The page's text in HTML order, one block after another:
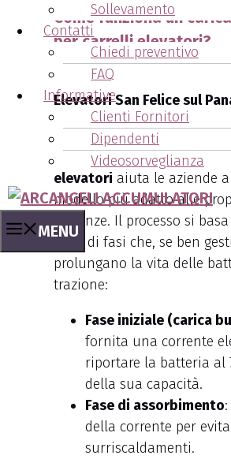
Sollevamento
Contatti
Chiedi preventivo
FAQ
Informative
Clienti Fornitori
Dipendenti
Videosorveglianza
MENU
Come funziona un
per carrelli elevatori?
Vendita Caricabatterie
Elevatori San Felice sul
Comprendere il
caricabatterie per carrelli
elevatori aiuta le aziende
modello più adatto alle
esigenze. Il processo si
serie di fasi che, se ben
prolungano la vita delle
trazione:
Fase iniziale (carica
fornita una corrente
riportare la batteria al
della sua capacità.
Fase di assorbimento
della corrente per
surriscaldamenti.